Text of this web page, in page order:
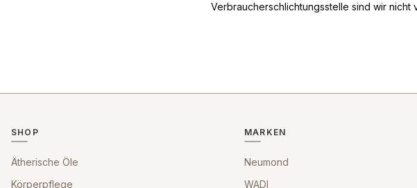
Verbraucherschlichtungsstelle sind wir nicht
SHOP
Ätherische Öle
Körperpflege
MARKEN
Neumond
WADI